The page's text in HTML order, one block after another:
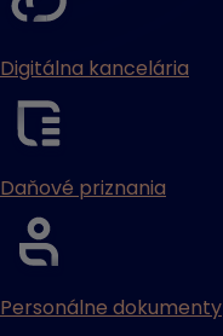
Digitálna kancelária
Daňové priznania
Personálne dokumenty